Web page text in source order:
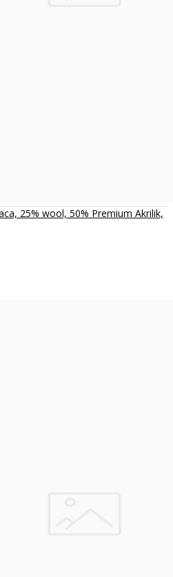
25% wool, 50% Premium Akrilik,